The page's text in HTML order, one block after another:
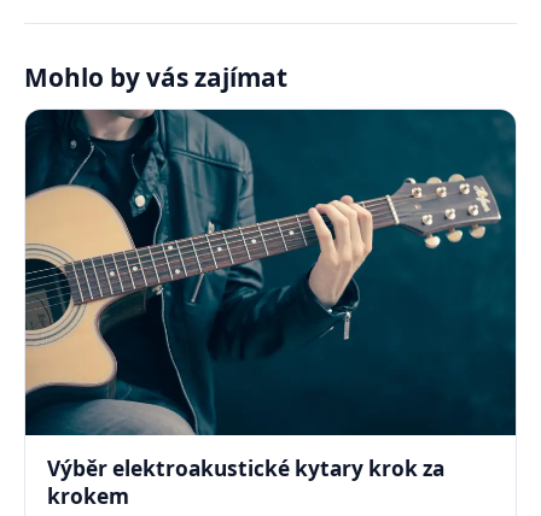
Mohlo by vás zajímat
Výběr elektroakustické kytary krok za
krokem